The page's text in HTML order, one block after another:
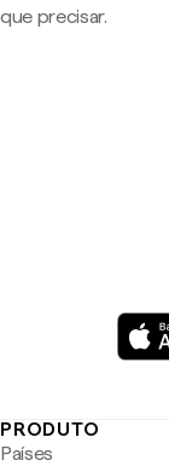
que precisar.
PRODUTO
Países